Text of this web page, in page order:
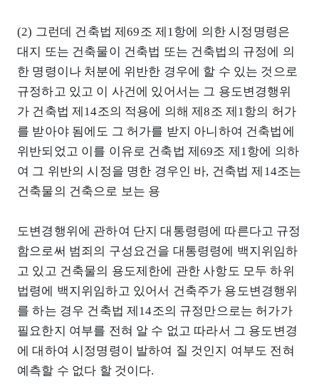
(2) 그런데 건축법 제69조 제1항에 의한 시정명령은
대지 또는 건축물이 건축법 또는 건축법의 규정에 의
한 명령이나 처분에 위반한 경우에 할 수 있는 것으로
규정하고 있고 이 사건에 있어서는 그 용도변경행위
가 건축법 제14조의 적용에 의해 제8조 제1항의 허가
를 받아야 됨에도 그 허가를 받지 아니하여 건축법에
위반되었고 이를 이유로 건축법 제69조 제1항에 의하
여 그 위반의 시정을 명한 경우인 바, 건축법 제14조는
건축물의 건축으로 보는 용
도변경행위에 관하여 단지 대통령령에 따른다고 규정
함으로써 범죄의 구성요건을 대통령령에 백지위임하
고 있고 건축물의 용도제한에 관한 사항도 모두 하위
법령에 백지위임하고 있어서 건축주가 용도변경행위
를 하는 경우 건축법 제14조의 규정만으로는 허가가
필요한지 여부를 전혀 알 수 없고 따라서 그 용도변경
에 대하여 시정명령이 발하여 질 것인지 여부도 전혀
예측할 수 없다 할 것이다.